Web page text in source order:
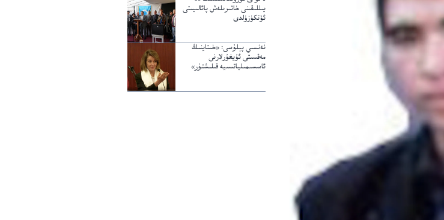
يىللىقىنى خاتىرىلەش پائالىيىتى
ئۆتكۈزۈلدى
نەنسىي پېلۇسى: «خىتاينىڭ
مەقسىتى ئۇيغۇرلارنى
ئاسسىمىلياتسىيە قىلىشتۇر»